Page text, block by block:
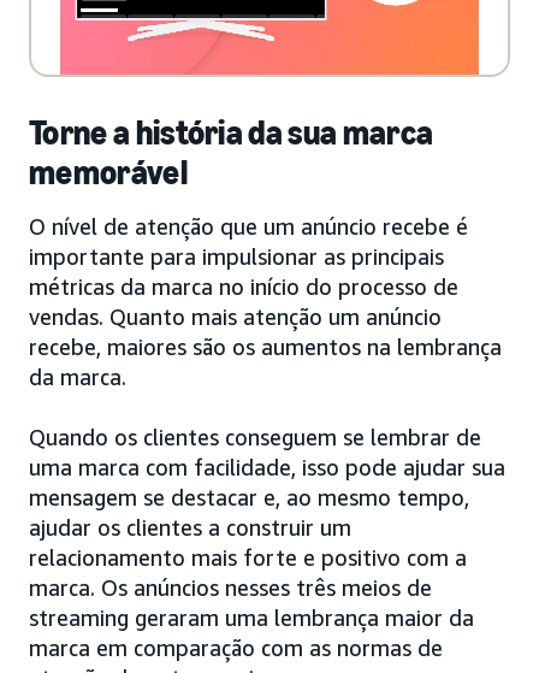
Torne a história da sua marca
memorável
O nível de atenção que um anúncio recebe é
importante para impulsionar as principais
métricas da marca no início do processo de
vendas. Quanto mais atenção um anúncio
recebe, maiores são os aumentos na lembrança
da marca.
Quando os clientes conseguem se lembrar de
uma marca com facilidade, isso pode ajudar sua
mensagem se destacar e, ao mesmo tempo,
ajudar os clientes a construir um
relacionamento mais forte e positivo com a
marca. Os anúncios nesses três meios de
streaming geraram uma lembrança maior da
marca em comparação com as normas de